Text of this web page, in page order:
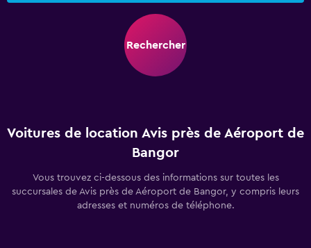
Rechercher
Voitures de location Avis près de Aéroport de
Bangor
Vous trouvez ci-dessous des informations sur toutes les
succursales de Avis près de Aéroport de Bangor, y compris leurs
adresses et numéros de téléphone.